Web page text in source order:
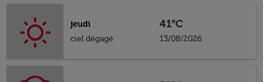
jeudi
ciel dégagé
41°C
13/08/2026